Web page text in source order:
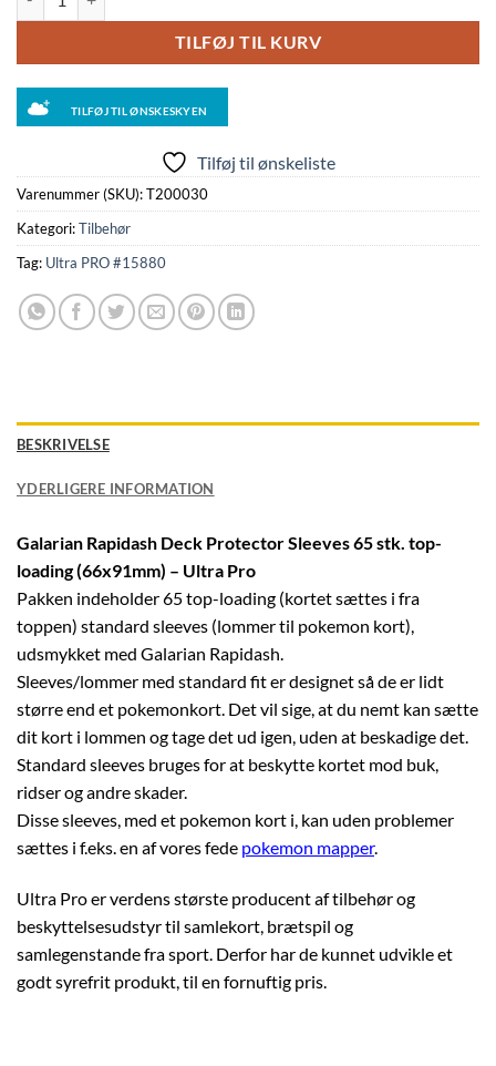
TILFØJ TIL KURV
TILFØJ TIL ØNSKESKYEN
Tilføj til ønskeliste
Varenummer (SKU):T200030
Kategori:Tilbehør
Tag: Ultra PRO #15880
BESKRIVELSE
YDERLIGERE INFORMATION
Galarian Rapidash Deck Protector Sleeves 65 stk. top-
loading (66x91mm) – Ultra Pro
Pakken indeholder 65 top-loading (kortet sættes i fra
toppen) standard sleeves (lommer til pokemon kort),
udsmykket med Galarian Rapidash.
Sleeves/lommer med standard fit er designet så de er lidt
større end et pokemonkort. Det vil sige, at du nemt kan sætte
dit kort i lommen og tage det ud igen, uden at beskadige det.
Standard sleeves bruges for at beskytte kortet mod buk,
ridser og andre skader.
Disse sleeves, med et pokemon kort i, kan uden problemer
sættes i f.eks. en af vores fede pokemon mapper.
Ultra Pro er verdens største producent af tilbehør og
beskyttelsesudstyr til samlekort, brætspil og
samlegenstande fra sport. Derfor har de kunnet udvikle et
godt syrefrit produkt, til en fornuftig pris.